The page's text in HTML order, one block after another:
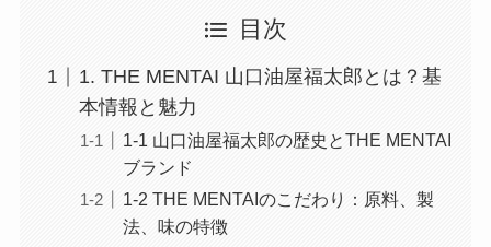
目次
1. THE MENTAI 山口油屋福太郎とは？基
本情報と魅力
1-1 山口油屋福太郎の歴史とTHE MENTAI
ブランド
1-2 THE MENTAIのこだわり：原料、製
法、味の特徴